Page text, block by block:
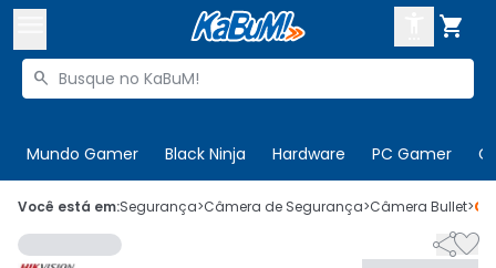

Buscar produtos

Mundo Gamer Black Ninja Hardware PC Gamer
 Olá. Acesse sua conta
 Departamentos
Você está em:Segurança>Câmera de Segurança>Câmera Bullet>
